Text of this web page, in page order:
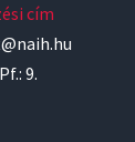
cím
9.